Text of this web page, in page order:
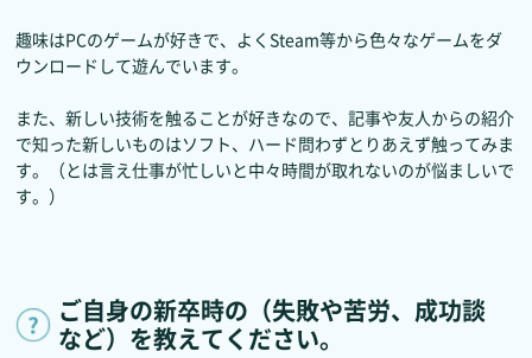
趣味はPCのゲームが好きで、よくSteam等から色々なゲームをダ
ウンロードして遊んでいます。
また、新しい技術を触ることが好きなので、記事や友人からの紹介
で知った新しいものはソフト、ハード問わずとりあえず触ってみま
す。（とは言え仕事が忙しいと中々時間が取れないのが悩ましいで
す。）
ご自身の新卒時の（失敗や苦労、成功談
など）を教えてください。